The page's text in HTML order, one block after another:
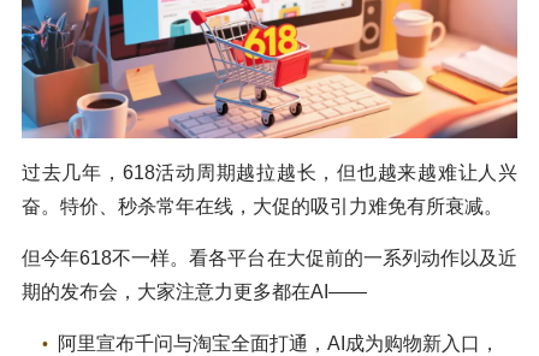
过去几年，618活动周期越拉越长，但也越来越难让人兴
奋。特价、秒杀常年在线，大促的吸引力难免有所衰减。
但今年618不一样。看各平台在大促前的一系列动作以及近
期的发布会，大家注意力更多都在AI——
阿里宣布千问与淘宝全面打通，AI成为购物新入口，